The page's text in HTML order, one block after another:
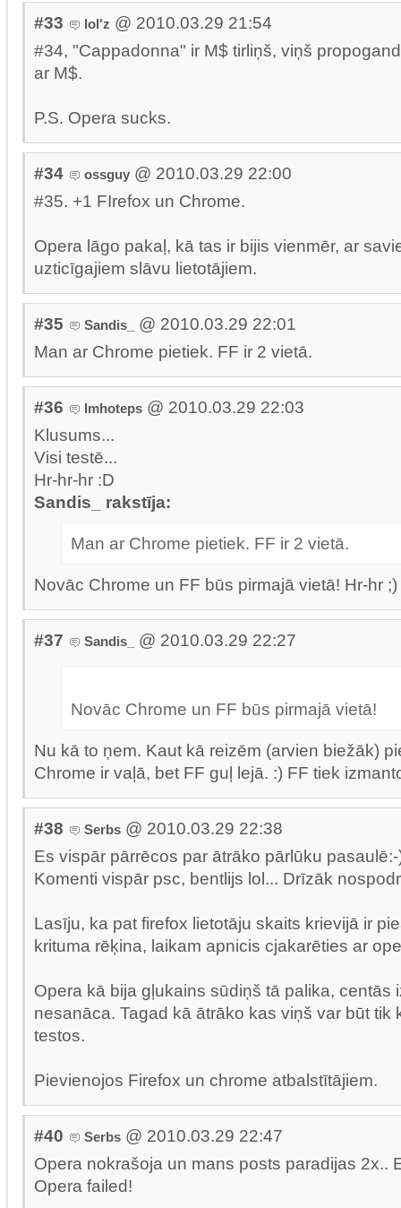
#33 lol'z @ 2010.03.29 21:54
#34, "Cappadonna" ir M$ tirliņš, viņš
ar M$.
P.S. Opera sucks.
#34 ossguy @ 2010.03.29 22:00
#35. +1 FIrefox un Chrome.
Opera lāgo pakaļ, kā tas ir bijis vienmēr, ar
uzticīgajiem slāvu lietotājiem.
#35 Sandis_
@ 2010.03.29 22:01
Man ar Chrome pietiek. FF ir 2 vietā.
#36 Imhoteps @ 2010.03.29 22:03
Klusums...
Visi testē...
Hr-hr-hr :D
Sandis_ rakstīja:
Man ar Chrome pietiek. FF ir 2 vietā.
Novāc Chrome un FF būs pirmajā vietā! Hr-hr ;)
#37 Sandis_ @ 2010.03.29 22:27
Novāc Chrome un FF būs pirmajā vietā!
Nu kā to ņem. Kaut kā reizēm (arvien biežāk)
Chrome ir vaļā, bet FF guļ lejā. :) FF tiek
#38 Serbs @ 2010.03.29 22:38
Es vispār pārrēcos par ātrāko pārlūku
Komenti vispār psc, bentlijs lol... Drīzāk
Lasīju, ka pat firefox lietotāju skaits krievijā ir
krituma rēķina, laikam apnicis cjakarēties ar
Opera kā bija gļukains sūdiņš tā palika, centās
nesanāca. Tagad kā ātrāko kas viņš var būt tik
testos.
Pievienojos Firefox un chrome atbalstītājiem.
#40 Serbs @ 2010.03.29 22:47
Opera nokrašoja un mans posts paradijas 2x..
Opera failed!